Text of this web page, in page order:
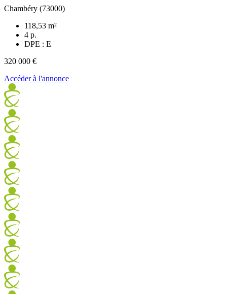
Chambéry (73000)
118,53 m²
4 p.
DPE : E
320 000 €
Accéder à l'annonce